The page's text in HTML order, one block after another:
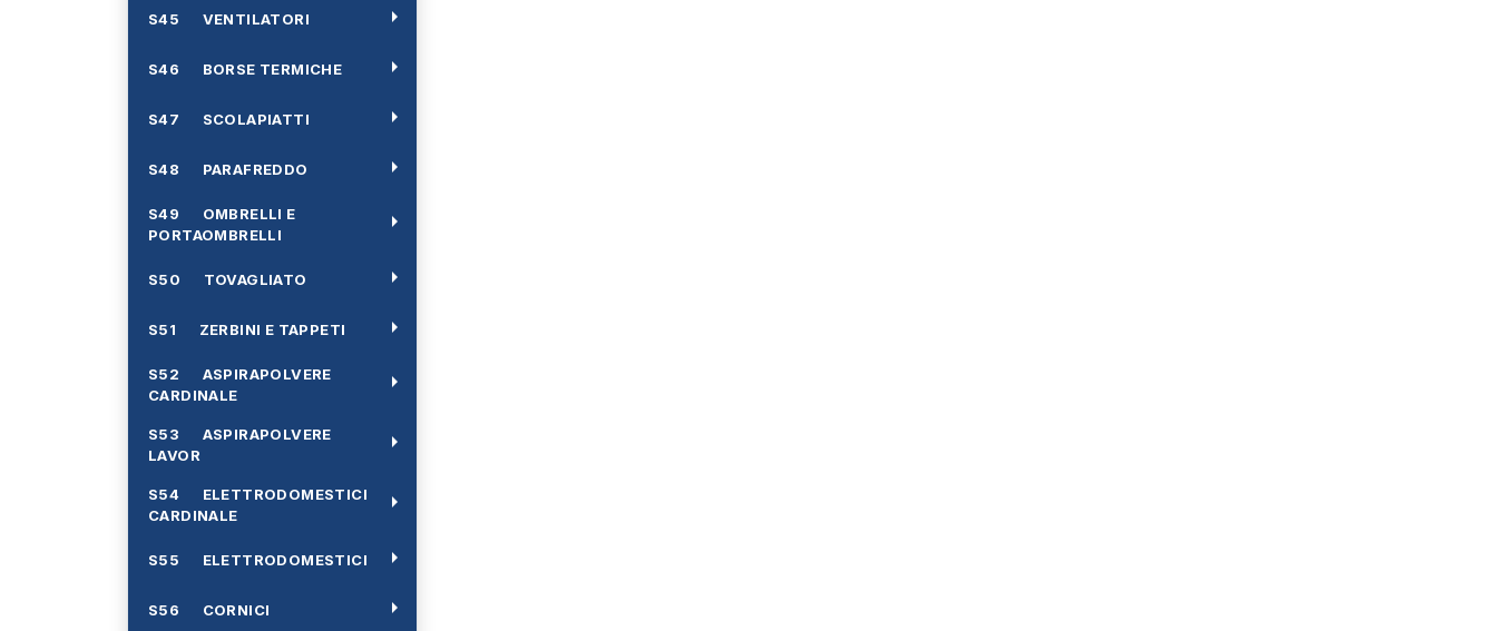
S45 VENTILATORI arrow_right
S46 BORSE TERMICHE arrow_right
S47 SCOLAPIATTI arrow_right
S48 PARAFREDDO arrow_right
S49 OMBRELLI E
PORTAOMBRELLI
arrow_right
S50 TOVAGLIATO arrow_right
S51 ZERBINI E TAPPETI arrow_right
S52 ASPIRAPOLVERE
CARDINALE
arrow_right
S53 ASPIRAPOLVERE
LAVOR
arrow_right
S54 ELETTRODOMESTICI
CARDINALE
arrow_right
S55 ELETTRODOMESTICI arrow_right
S56 CORNICI arrow_right